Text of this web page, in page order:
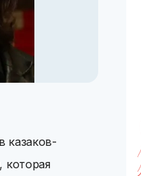
казаков-
которая